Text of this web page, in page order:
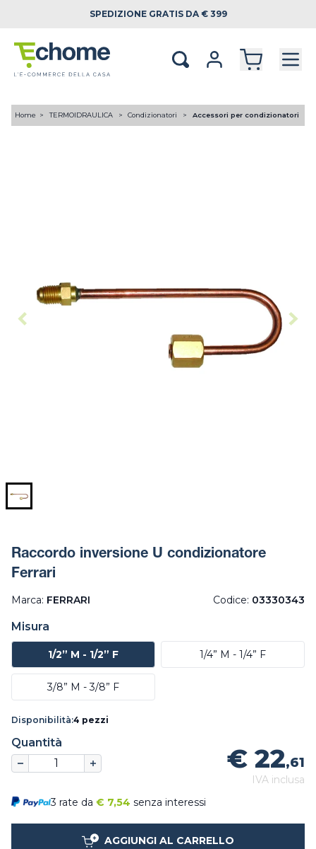
SPEDIZIONE GRATIS DA € 399
Home TERMOIDRAULICA Condizionatori Accessori per condizionatori
Raccordo inversione U condizionatore
Ferrari
Marca: FERRARI Codice: 03330343
Misura
1/2” M - 1/2” F 1/4” M - 1/4” F
3/8” M - 3/8” F
Disponibilità:4 pezzi
Quantità
€ 22,61
IVA inclusa
3 rate da € 7,54 senza interessi
AGGIUNGI AL CARRELLO